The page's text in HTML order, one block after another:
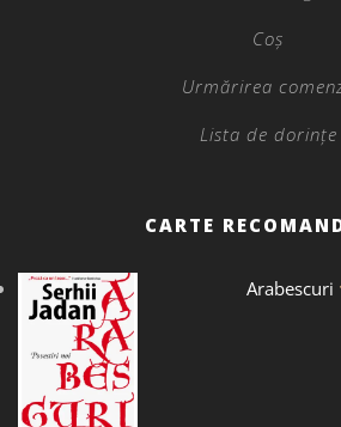
Coș
Urmărirea
Lista de dorințe
CARTE
Arabescuri